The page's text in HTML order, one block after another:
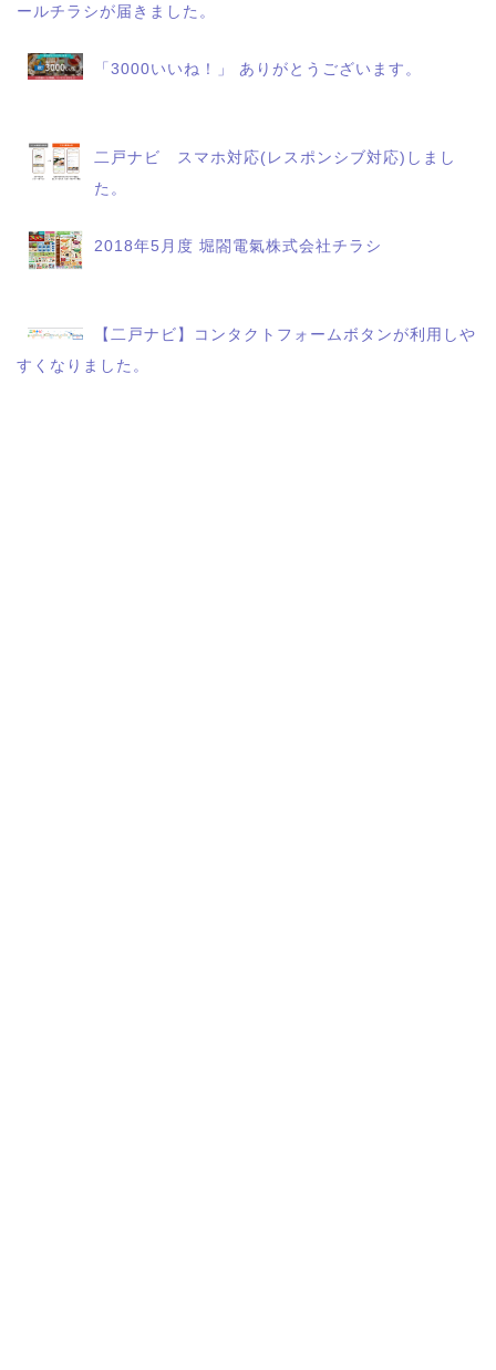
ールチラシが届きました。
「3000いいね！」 ありがとうございます。
二戸ナビ スマホ対応(レスポンシブ対応)しまし
た。
2018年5月度 堀閤電氣株式会社チラシ
【二戸ナビ】コンタクトフォームボタンが利用しや
すくなりました。